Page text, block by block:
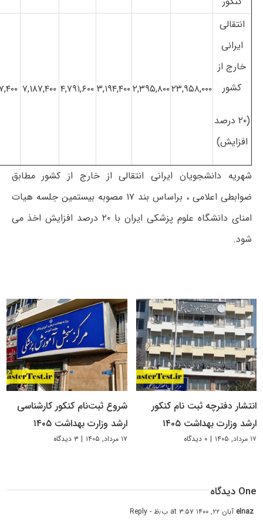
انتقالی
ایرانی
خارج از
کشور
(۲۰ درصد
افزایش)
۲۳,۹۵۸,۰۰۰۲,۳۹۵,۸۰۰۳,۱۹۴,۴۰۰ ۴,۷۹۱,۶۰۰ ۷,۱۸۷,۴۰۰
شهریه دانشجویان ایرانی انتقالی از خارج از کشور مطابق
ضوابطی اعلامی ، براساس بند ۱۷ مصوبه بیستمین جلسه هیات
امنای دانشگاه علوم پزشکی ایران با ۲۰ درصد افزایش اخذ می
شود.
انتشار دفترچه ثبت نام کنکور
ارشد وزارت بهداشت ۱۴۰۵
۱۷ مرداد, ۱۴۰۵ | ۰ دیدگاه
شروع ثبت‌نام کنکور کارشناسی
ارشد وزارت بهداشت ۱۴۰۵
۱۷ مرداد, ۱۴۰۵ | ۳ دیدگاه
One دیدگاه
elnaz آبان ۲۲, ۱۴۰۰ at ۳:۵۷ ب٫ظ - Reply